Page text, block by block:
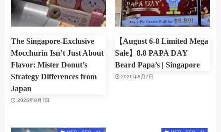
The Singapore-Exclusive
Mocchurin Isn’t Just About
Flavor: Mister Donut’s
Strategy Differences from
Japan
2026年8月7日
【August 6-8 Limited Mega
Sale】8.8 PAPA DAY
Beard Papa’s | Singapore
2026年8月7日